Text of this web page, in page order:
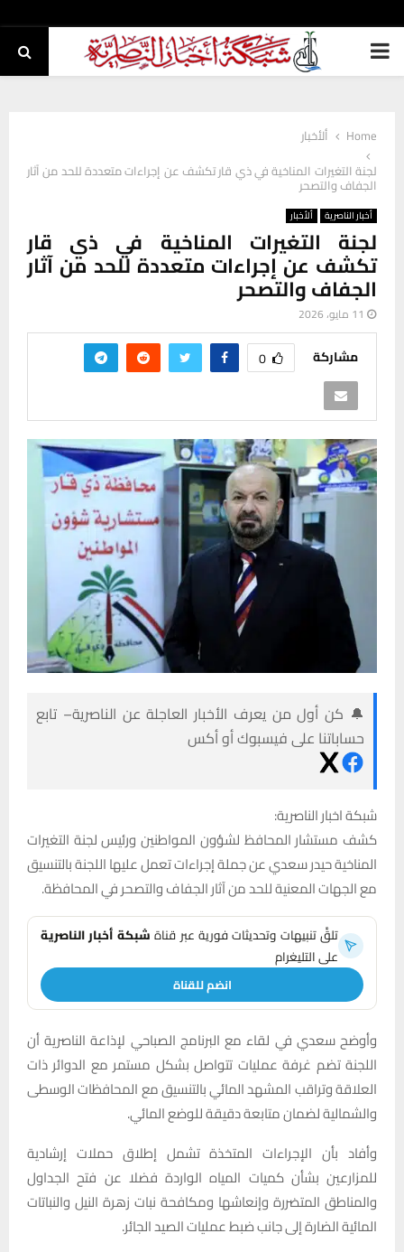
PRIMARY
Home
ألأخبار
لجنة التغيرات المناخية في ذي قار تكشف عن إجراءات متعددة للحد من آثار
الجفاف والتصحر
أخبار الناصرية ألأخبار
لجنة التغيرات المناخية في ذي قار
تكشف عن إجراءات متعددة للحد من آثار
الجفاف والتصحر
11 مايو، 2026
مشاركة 0
🔔 كن أول من يعرف الأخبار العاجلة عن الناصرية– تابع
حساباتنا على فيسبوك أو أكس
شبكة اخبار الناصرية:
كشف مستشار المحافظ لشؤون المواطنين ورئيس لجنة التغيرات
المناخية حيدر سعدي عن جملة إجراءات تعمل عليها اللجنة بالتنسيق
مع الجهات المعنية للحد من آثار الجفاف والتصحر في المحافظة.
تلقَّ تنبيهات وتحديثات فورية عبر قناةشبكة أخبار الناصرية
على التليغرام
انضم للقناة
وأوضح سعدي في لقاء مع البرنامج الصباحي لإذاعة الناصرية أن
اللجنة تضم غرفة عمليات تتواصل بشكل مستمر مع الدوائر ذات
العلاقة وتراقب المشهد المائي بالتنسيق مع المحافظات الوسطى
والشمالية لضمان متابعة دقيقة للوضع المائي.
وأفاد بأن الإجراءات المتخذة تشمل إطلاق حملات إرشادية
للمزارعين بشأن كميات المياه الواردة فضلا عن فتح الجداول
والمناطق المتضررة وإنعاشها ومكافحة نبات زهرة النيل والنباتات
المائية الضارة إلى جانب ضبط عمليات الصيد الجائر.